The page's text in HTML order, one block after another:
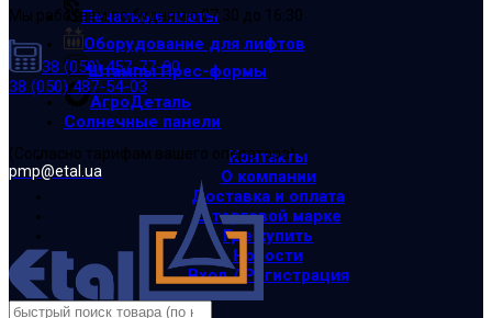
Печатные платы
Оборудование для лифтов
Штампы Прес-формы
АгроДеталь
Солнечные панели
Контакты
О компании
Доставка и оплата
О торговой марке
Где купить
Новости
Вход / Регистрация
Мы работаем по будням с 07:30 до 16:30
38 (050) 457-77-90
38 (050) 487-54-03
(Cогласно тарифам вашего оператора)
pmp@etal.ua